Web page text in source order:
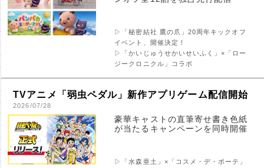
▷「秘密結社 鷹の爪」20周年キックオフ
イベント、開催決定！
▷「かいじゅうせかいせいふく」×「ロー
ジークロニクル」コラボ
TVアニメ「弱虫ペダル」新作アプリゲーム配信開始
2026/07/28
豪華キャストの直筆寄せ書き色紙
が当たるキャンペーンを同時開催
▷「水森亜土」×「コスメ・デ・ボーテ」